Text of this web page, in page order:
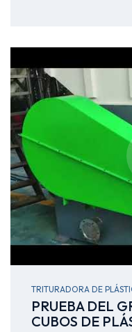
TRITURADORA DE
PRUEBA DEL
CUBOS DE